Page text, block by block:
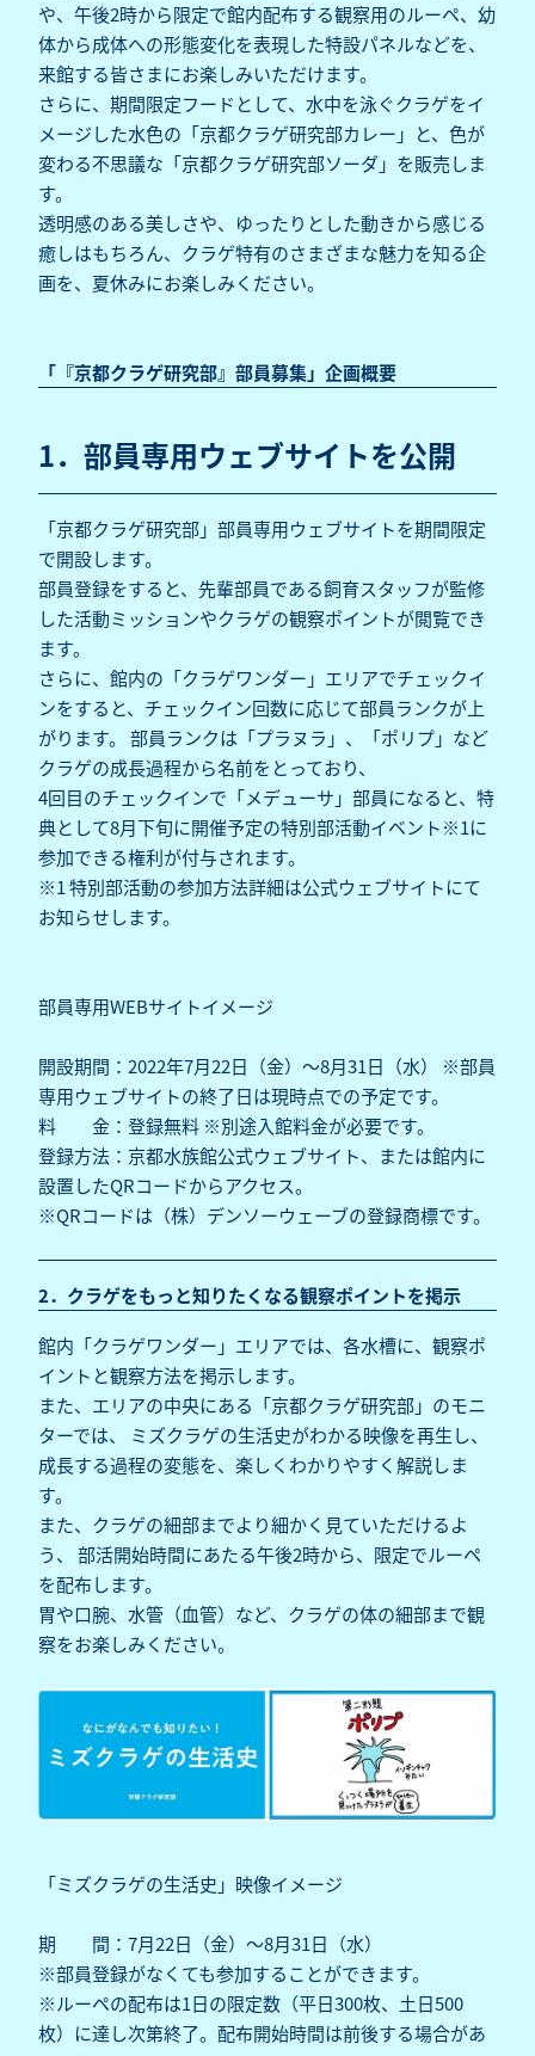
や、午後2時から限定で館内配布する観察用のルーペ、幼
体から成体への形態変化を表現した特設パネルなどを、
来館する皆さまにお楽しみいただけます。
さらに、期間限定フードとして、水中を泳ぐクラゲをイ
メージした水色の「京都クラゲ研究部カレー」と、色が
変わる不思議な「京都クラゲ研究部ソーダ」を販売しま
す。
透明感のある美しさや、ゆったりとした動きから感じる
癒しはもちろん、クラゲ特有のさまざまな魅力を知る企
画を、夏休みにお楽しみください。
「『京都クラゲ研究部』部員募集」企画概要
1．部員専用ウェブサイトを公開
「京都クラゲ研究部」部員専用ウェブサイトを期間限定
で開設します。
部員登録をすると、先輩部員である飼育スタッフが監修
した活動ミッションやクラゲの観察ポイントが閲覧でき
ます。
さらに、館内の「クラゲワンダー」エリアでチェックイ
ンをすると、チェックイン回数に応じて部員ランクが上
がります。 部員ランクは「プラヌラ」、「ポリプ」など
クラゲの成長過程から名前をとっており、
4回目のチェックインで「メデューサ」部員になると、特
典として8月下旬に開催予定の特別部活動イベント※1に
参加できる権利が付与されます。
※1 特別部活動の参加方法詳細は公式ウェブサイトにて
お知らせします。
部員専用WEBサイトイメージ
開設期間：2022年7月22日（金）～8月31日（水） ※部員
専用ウェブサイトの終了日は現時点での予定です。
料 金：登録無料 ※別途入館料金が必要です。
登録方法：京都水族館公式ウェブサイト、または館内に
設置したQRコードからアクセス。
※QRコードは（株）デンソーウェーブの登録商標です。
2．クラゲをもっと知りたくなる観察ポイントを掲示
館内「クラゲワンダー」エリアでは、各水槽に、観察ポ
イントと観察方法を掲示します。
また、エリアの中央にある「京都クラゲ研究部」のモニ
ターでは、 ミズクラゲの生活史がわかる映像を再生し、
成長する過程の変態を、楽しくわかりやすく解説しま
す。
また、クラゲの細部までより細かく見ていただけるよ
う、 部活開始時間にあたる午後2時から、限定でルーペ
を配布します。
胃や口腕、水管（血管）など、クラゲの体の細部まで観
察をお楽しみください。
「ミズクラゲの生活史」映像イメージ
期 間：7月22日（金）～8月31日（水）
※部員登録がなくても参加することができます。
※ルーペの配布は1日の限定数（平日300枚、土日500
枚）に達し次第終了。配布開始時間は前後する場合があ